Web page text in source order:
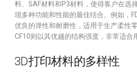
料、SAF材料和P3材料，使得客户在选
现多种功能和性能的最佳结合。例如，
优良的弹性和耐磨性，适用于生产柔性
CF10则以其优越的结构强度，非常适合
3D打印材料的多样性